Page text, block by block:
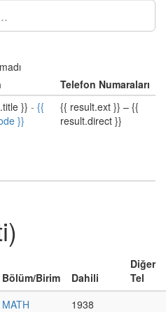
Telefon Numaraları
}} - {{
}}
{{ result.ext }} – {{
result.direct }}
Bölüm/Birim Dahili
Diğer
Tel
MATH
1938